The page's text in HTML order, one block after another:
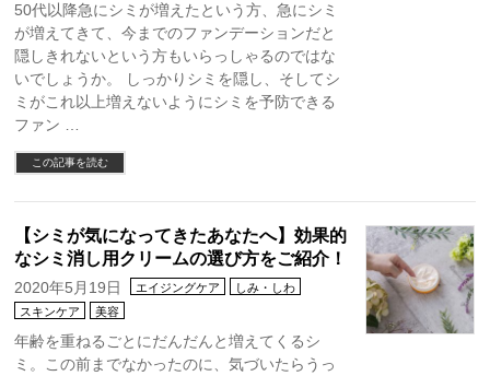
50代以降急にシミが増えたという方、急にシミ
が増えてきて、今までのファンデーションだと
隠しきれないという方もいらっしゃるのではな
いでしょうか。 しっかりシミを隠し、そしてシ
ミがこれ以上増えないようにシミを予防できる
ファン …
この記事を読む
【シミが気になってきたあなたへ】効果的
なシミ消し用クリームの選び方をご紹介！
2020年5月19日 エイジングケア
しみ・しわ
スキンケア
美容
年齢を重ねるごとにだんだんと増えてくるシ
ミ。この前までなかったのに、気づいたらうっ